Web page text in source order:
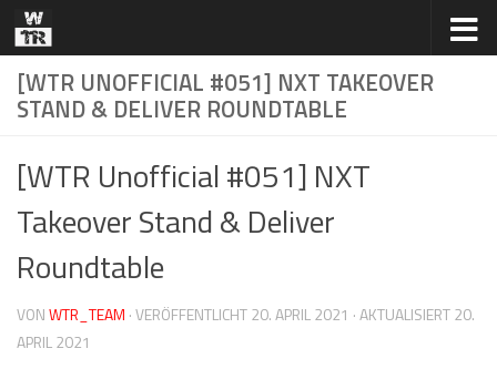
Zum Inhalt springen
[WTR UNOFFICIAL #051] NXT TAKEOVER
STAND & DELIVER ROUNDTABLE
[WTR Unofficial #051] NXT
Takeover Stand & Deliver
Roundtable
VONWTR_TEAM · VERÖFFENTLICHT20. APRIL 2021 · AKTUALISIERT20.
APRIL 2021